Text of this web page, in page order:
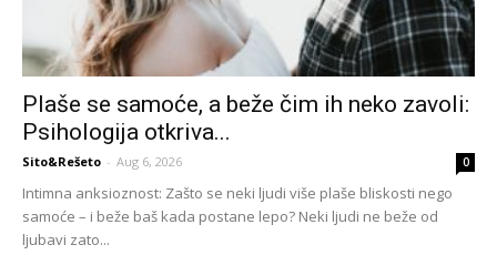
Plaše se samoće, a beže čim ih neko zavoli:
Psihologija otkriva...
Sito&Rešeto - Aug 6, 2026 0
Intimna anksioznost: Zašto se neki ljudi više plaše bliskosti nego
samoće – i beže baš kada postane lepo? Neki ljudi ne beže od
ljubavi zato...